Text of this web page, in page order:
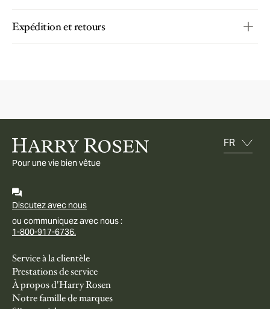
Expédition et retours
Pour une vie bien vêtue
Discutez avec nous
ou communiquez avec nous :
1-800-917-6736.
Service à la clientèle
Prestations de service
À propos d'Harry Rosen
Notre famille de marques